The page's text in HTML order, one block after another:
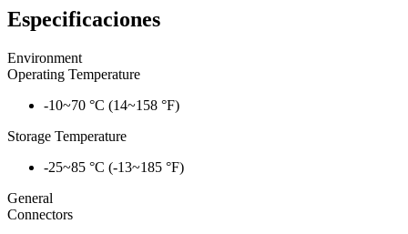
Especificaciones
Environment
Operating Temperature
-10~70 °C (14~158 °F)
Storage Temperature
-25~85 °C (-13~185 °F)
General
Connectors